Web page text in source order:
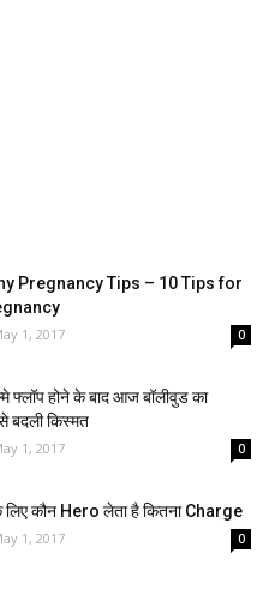
Pregnancy Tips – 10 Tips for
1, 2017 0
फ्लॉप होने के बाद आज बॉलीवुड का
बदली किस्मत
1, 2017 0
कौन Hero लेता है कितना Charge
1, 2017 0